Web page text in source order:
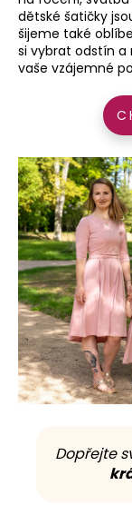
dětské šatičky
šijeme také
si vybrat odstín a
vaše vzájemné
Dopřejte